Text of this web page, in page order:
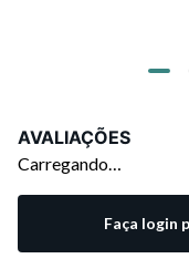
AVALIAÇÕES
Carregando…
Faça login